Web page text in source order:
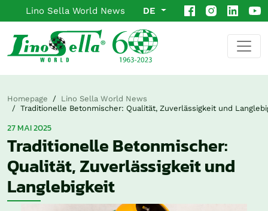
Lino Sella World News DE
Homepage
Lino Sella World News
Traditionelle Betonmischer: Qualität, Zuverlässigkeit und
27 MAI 2025
Traditionelle Betonmischer:
Qualität, Zuverlässigkeit und
Langlebigkeit